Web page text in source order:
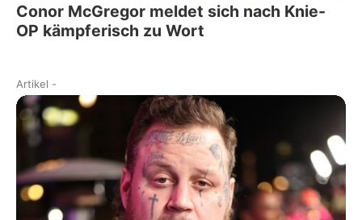
Conor McGregor meldet sich nach Knie-
OP kämpferisch zu Wort
Artikel -